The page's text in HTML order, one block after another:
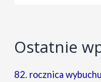
Ostatnie
82. rocznica